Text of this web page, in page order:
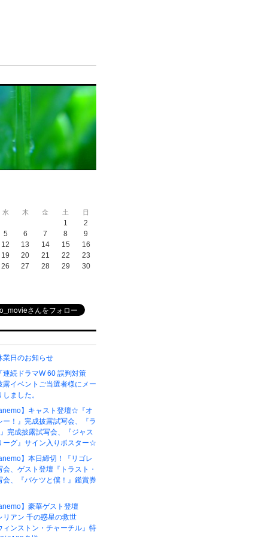
水 木 金 土 日
1
2
5
6 7 8
9
12
13 14 15
16
19
20 21 22
23
26
27 28 29 30
業日のお知らせ
連続ドラマW 60 誤判対策
露イベントご当選者様にメー
ました。
】キャスト登壇☆『オ
ー！』完成披露試写会、『ラ
完成披露試写会、『ジャス
ーグ』サイン入りポスター☆
】本日締切！『リゴレ
会、ゲスト登壇『トラスト・
会、『バケツと僕！』鑑賞券
】豪華ゲスト登壇
アン 千の惑星の救世
ィンストン・チャーチル』特